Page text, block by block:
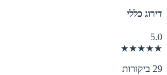
דירוג כללי
5.0
★★★★★
29 ביקורות